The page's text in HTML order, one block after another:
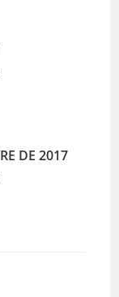
DE 2017